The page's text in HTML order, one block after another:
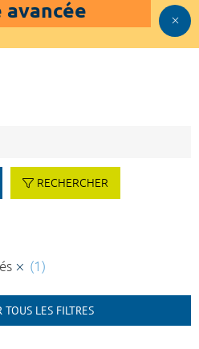
avancée
RECHERCHER
(1)
TOUS LES FILTRES